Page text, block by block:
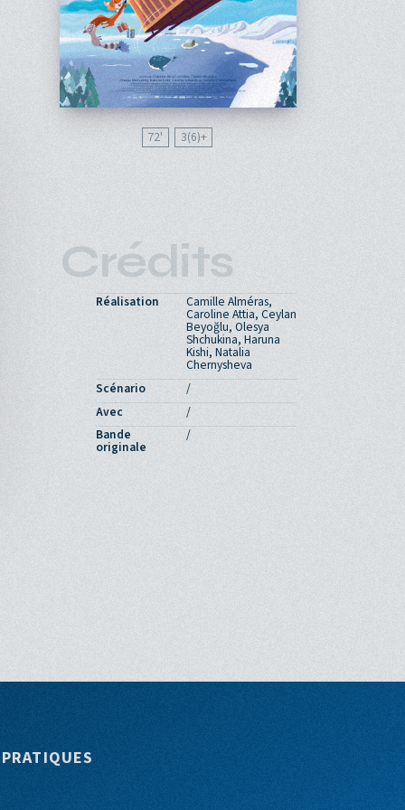
72' 3(6)
Crédits
Réalisation Camille Alméras,
Caroline Attia, Ceylan
Beyoğlu, Olesya
Shchukina, Haruna
Kishi, Natalia
Chernysheva
Scénario
/
Avec
/
Bande
originale
/